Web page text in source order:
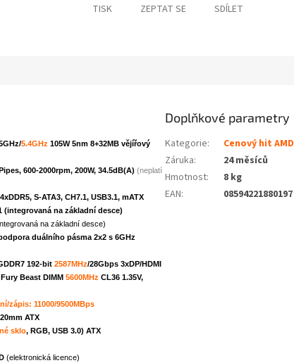
TISK ZEPTAT SE SDÍLET
5.4GHz 105W 5nm 8+32MB vějířový
600-2000rpm, 200W, 34.5dB(A) (neplatí
S-ATA3, CH7.1, USB3.1, mATX
(integrovaná na základní desce)
na základní desce)
duálního pásma 2x2 s 6GHz
192-bit 2587MHz/28Gbps 3xDP/HDMI
Beast DIMM 5600MHz CL36 1.35V,
zápis: 11000/9500MBps
ATX
sklo, RGB, USB 3.0) ATX
(elektronická licence)
Doplňkové parametry
Kategorie:
Cenový hit AMD
Záruka:
24 měsíců
Hmotnost:
8 kg
EAN: 08594221880197